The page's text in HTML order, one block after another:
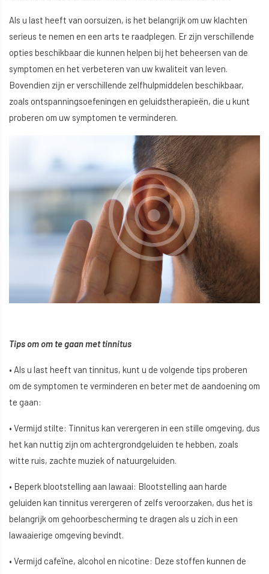
Als u last heeft van oorsuizen, is het belangrijk om uw klachten
serieus te nemen en een arts te raadplegen. Er zijn verschillende
opties beschikbaar die kunnen helpen bij het beheersen van de
symptomen en het verbeteren van uw kwaliteit van leven.
Bovendien zijn er verschillende zelfhulpmiddelen beschikbaar,
zoals ontspanningsoefeningen en geluidstherapieën, die u kunt
proberen om uw symptomen te verminderen.
Tips om om te gaan met tinnitus
• Als u last heeft van tinnitus, kunt u de volgende tips proberen
om de symptomen te verminderen en beter met de aandoening om
te gaan:
• Vermijd stilte: Tinnitus kan verergeren in een stille omgeving, dus
het kan nuttig zijn om achtergrondgeluiden te hebben, zoals
witte ruis, zachte muziek of natuurgeluiden.
• Beperk blootstelling aan lawaai: Blootstelling aan harde
geluiden kan tinnitus verergeren of zelfs veroorzaken, dus het is
belangrijk om gehoorbescherming te dragen als u zich in een
lawaaierige omgeving bevindt.
• Vermijd cafeïne, alcohol en nicotine: Deze stoffen kunnen de